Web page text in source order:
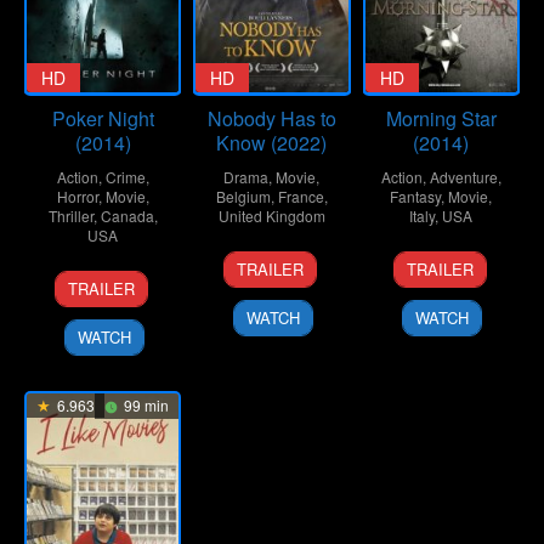
HD
Poker Night
(2014)
Action,Crime,
Horror, Movie,
Thriller,Canada,
USA
20
Dec
2014
Greg
Francis
TRAILER
WATCH
HD
Nobody Has to
Know (2022)
Drama, Movie,
Belgium, France,
United Kingdom
23
Mar
2022
Bouli
Lanners
TRAILER
WATCH
HD
Morning Star
(2014)
Action,Adventure,
Fantasy, Movie,
Italy, USA
14
Apr
2014
Luca
Boni
TRAILER
WATCH
6.963 99 min